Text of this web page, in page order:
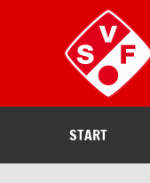
START